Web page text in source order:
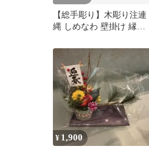
【総手彫り】木彫り注連
縄 しめなわ 壁掛け 縁起
人技
¥ 1,900